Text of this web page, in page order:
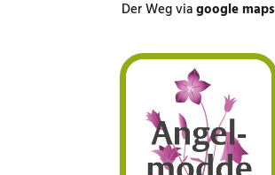
Der Weg viagoogle maps